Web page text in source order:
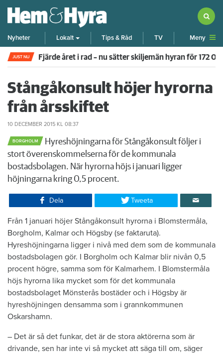
Nyheter Lokalt Tips & Råd TV Meny
JUST NU Fjärde året i rad – nu sätter skiljemän hyran för 172
Stångåkonsult höjer hyrorna
från årsskiftet
10 DECEMBER 2015 KL 08:37
BORGHOLM
Hyreshöjningarna för Stångåkonsult följer i
stort överenskommelserna för de kommunala
bostadsbolagen. När hyrorna höjs i januari ligger
höjningarna kring 0,5 procent.
Dela Tweeta
Från 1 januari höjer Stångåkonsult hyrorna i Blomstermåla,
Borgholm, Kalmar och Högsby (se faktaruta).
Hyreshöjningarna ligger i nivå med dem som de kommunala
bostadsbolagen gör. I Borgholm och Kalmar blir nivån 0,5
procent högre, samma som för Kalmarhem. I Blomstermåla
höjs hyrorna lika mycket som för det kommunala
bostadsbolaget Mönsterås bostäder och i Högsby är
hyreshöjningen densamma som i grannkommunen
Oskarshamn.
– Det är så det funkar, det är de stora aktörerna som är
drivande, sen har inte vi så mycket att säga till om, säger